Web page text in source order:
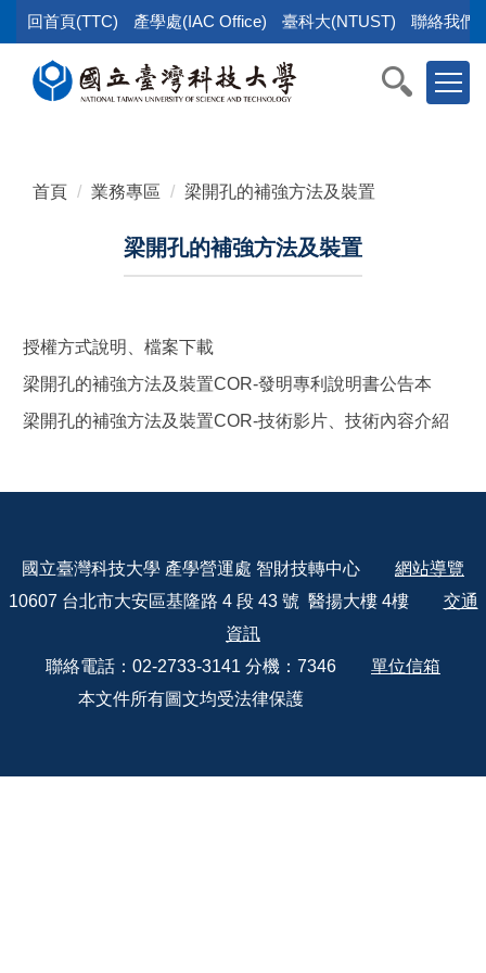
到
回首頁(TTC) 產學處(IAC Office) 臺科大(NTUST) 聯絡我們
首頁 業務專區 梁開孔的補強方法及裝置
梁開孔的補強方法及裝置
授權方式說明、檔案下載
梁開孔的補強方法及裝置COR-發明專利說明書公告本
梁開孔的補強方法及裝置COR-技術影片、技術內容介紹
國立臺灣科技大學 產學營運處 智財技轉中心 網站導覽
10607 台北市大安區基隆路 4 段 43 號 醫揚大樓 4樓 交通
資訊
聯絡電話：02-2733-3141 分機：7346 單位信箱
本文件所有圖文均受法律保護